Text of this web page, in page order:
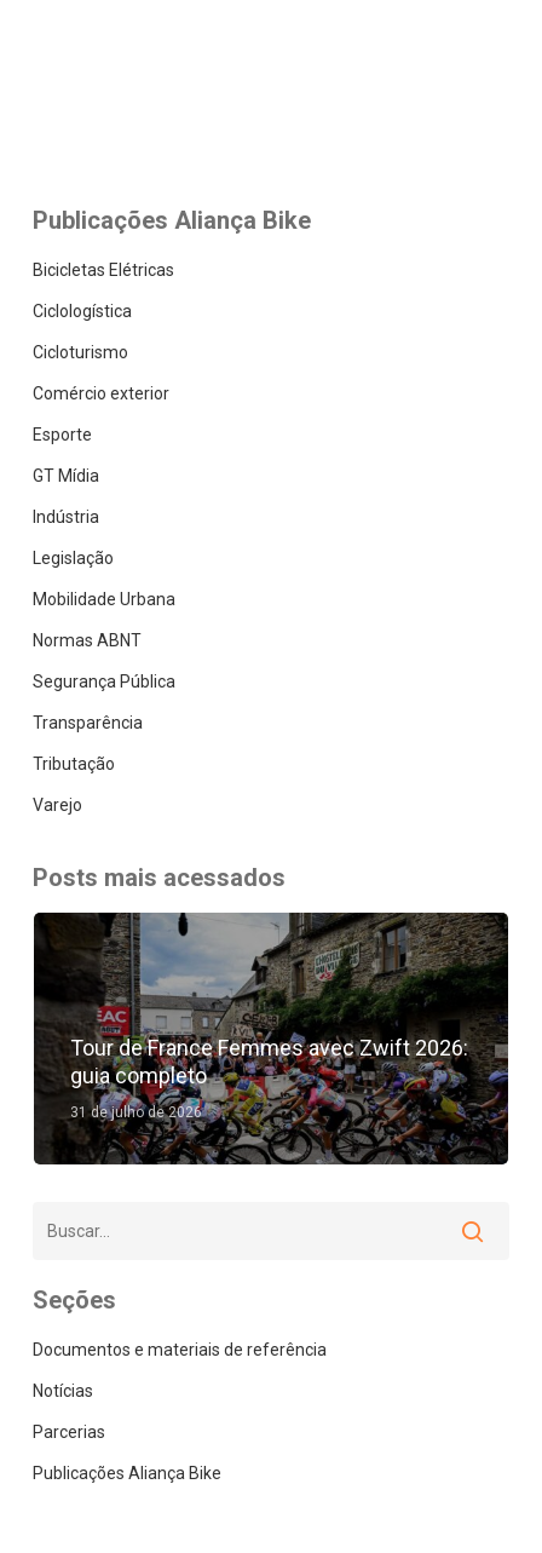
Publicações Aliança Bike
Bicicletas Elétricas
Ciclologística
Cicloturismo
Comércio exterior
Esporte
GT Mídia
Indústria
Legislação
Mobilidade Urbana
Normas ABNT
Segurança Pública
Transparência
Tributação
Varejo
Posts mais acessados
Tour de France Femmes avec Zwift 2026:
guia completo
31 de julho de 2026
Seções
Documentos e materiais de referência
Notícias
Parcerias
Publicações Aliança Bike